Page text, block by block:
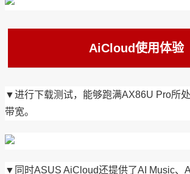
AiCloud使用体验
▼进行下载测试，能够跑满AX86U Pro所
带宽。
▼同时ASUS AiCloud还提供了AI Music、